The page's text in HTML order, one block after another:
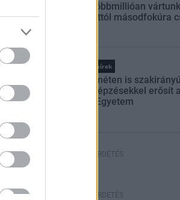
Amire többmillióan
szombattól másodfokúra
Országos hírek
Kecskeméten is szakirányú
továbbképzésekkel erősít
Ferenc Egyetem
HIRDETÉS
HIRDETÉS